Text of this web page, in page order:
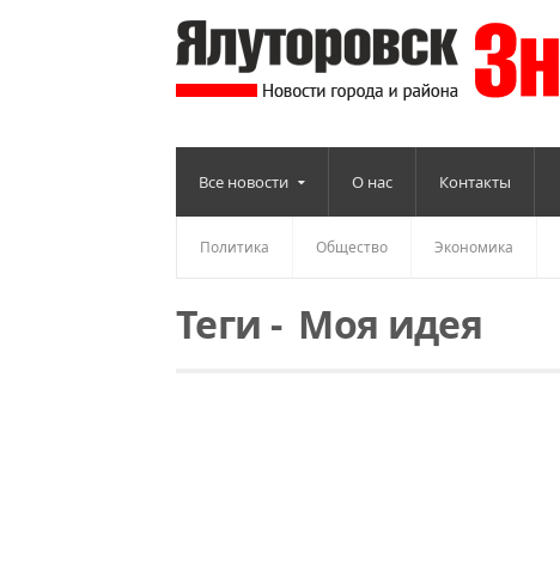
Все новости О нас Контакты
Политика Общество Экономика
Теги -Моя идея